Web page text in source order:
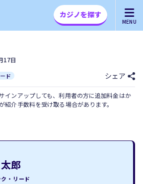
MENU
カジノを探す
17日
ド シェア
インアップしても、利用者の方に追加料金はか
紹介手数料を受け取る場合があります。
郎
・リード